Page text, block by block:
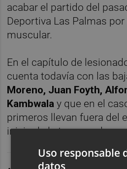
acabar el partido del
Deportiva Las Palmas
muscular.
En el capítulo de
cuenta todavía con las
Moreno, Juan Foyth,
Kambwala y que en el
primeros llevan fuera del
inicio de la temporada.
Uso responsable
datos